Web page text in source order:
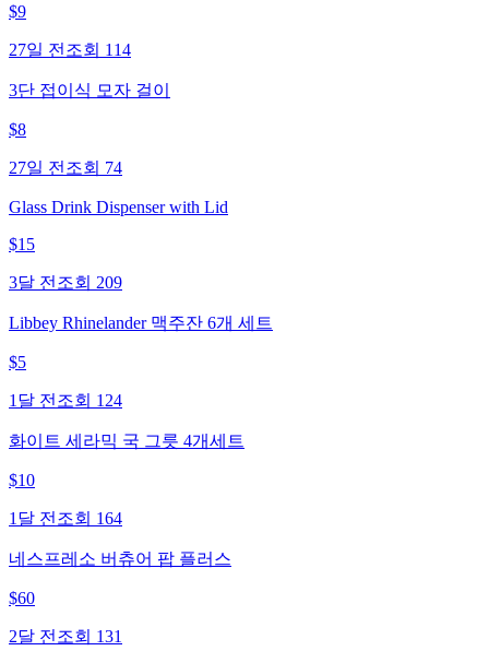
$9
27일 전 조회 114
3단 접이식 모자 걸이
$8
27일 전 조회 74
Glass Drink Dispenser with Lid
$15
3달 전 조회 209
Libbey Rhinelander 맥주잔 6개 세트
$5
1달 전 조회 124
화이트 세라믹 국 그릇 4개세트
$10
1달 전 조회 164
네스프레소 버츄어 팝 플러스
$60
2달 전 조회 131